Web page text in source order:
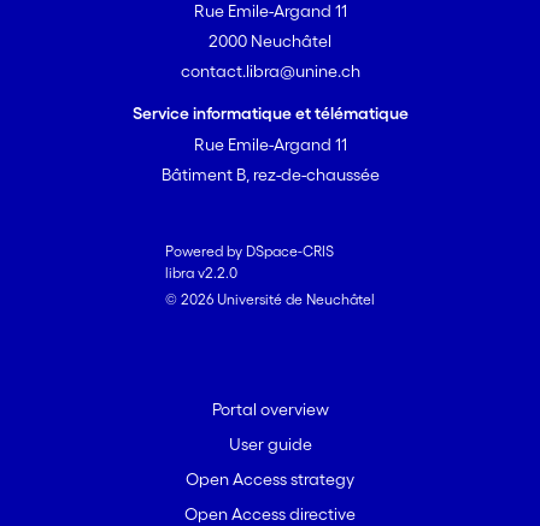
de températures pouvant être
atteints dans la région sont
connus grâce à la station de
village. Le présent projet vise à
mettre en évidence la
répartition spatio-temporelle
région, et à permettre de mieux
prévoir leurs impacts,
notamment sur la végétation
étapes principales. La première
s’est déroulée sur le terrain en
automne 2014, et a consisté à
installer 46 stations de mesure
Rue Emile-Argand 11
2000 Neuchâtel
contact.libra@unine.ch
Service informatique et télématique
Rue Emile-Argand 11
Bâtiment B, rez-de-chaussée
Powered by DSpace-CRIS
libra v2.2.0
© 2026 Université de Neuchâtel
Portal overview
User guide
Open Access strategy
Open Access directive